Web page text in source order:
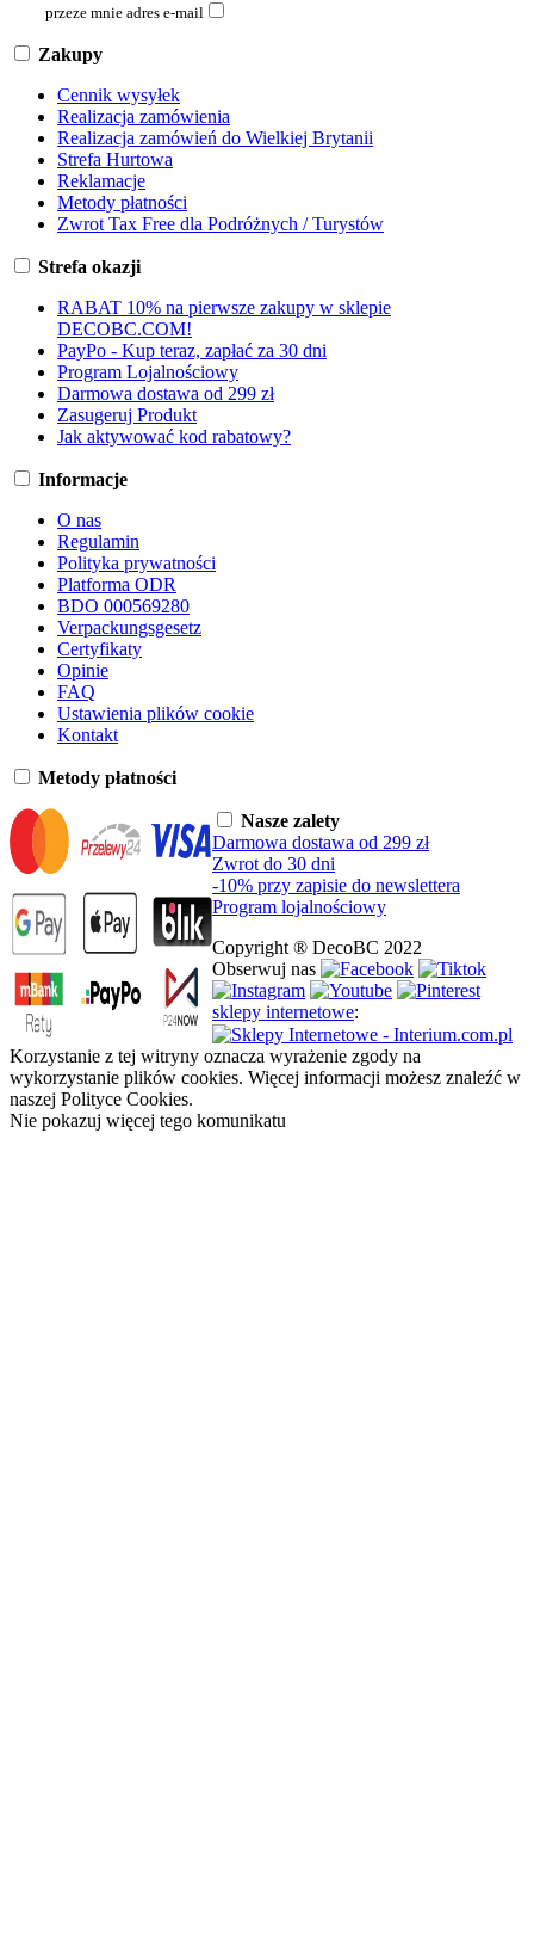
przeze mnie adres e-mail
Zakupy
Cennik wysyłek
Realizacja zamówienia
Realizacja zamówień do Wielkiej Brytanii
Strefa Hurtowa
Reklamacje
Metody płatności
Zwrot Tax Free dla Podróżnych / Turystów
Strefa okazji
RABAT 10% na pierwsze zakupy w sklepie
DECOBC.COM!
PayPo - Kup teraz, zapłać za 30 dni
Program Lojalnościowy
Darmowa dostawa od 299 zł
Zasugeruj Produkt
Jak aktywować kod rabatowy?
Informacje
O nas
Regulamin
Polityka prywatności
Platforma ODR
BDO 000569280
Verpackungsgesetz
Certyfikaty
Opinie
FAQ
Ustawienia plików cookie
Kontakt
Metody płatności
Nasze zalety
Darmowa dostawa od 299 zł
Zwrot do 30 dni
-10% przy zapisie do newslettera
Program lojalnościowy
Copyright ® DecoBC 2022
Obserwuj nas
sklepy internetowe:
Korzystanie z tej witryny oznacza wyrażenie zgody na
wykorzystanie plików cookies. Więcej informacji możesz znaleźć w
naszej Polityce Cookies.
Nie pokazuj więcej tego komunikatu